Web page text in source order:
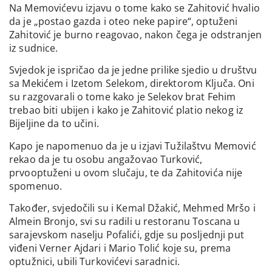
Na Memovićevu izjavu o tome kako se Zahitović hvalio
da je „postao gazda i oteo neke papire“, optuženi
Zahitović je burno reagovao, nakon čega je odstranjen
iz sudnice.
Svjedok je ispričao da je jedne prilike sjedio u društvu
sa Mekićem i Izetom Selekom, direktorom Ključa. Oni
su razgovarali o tome kako je Selekov brat Fehim
trebao biti ubijen i kako je Zahitović platio nekog iz
Bijeljine da to učini.
Kapo je napomenuo da je u izjavi Tužilaštvu Memović
rekao da je tu osobu angažovao Turković,
prvooptuženi u ovom slučaju, te da Zahitovića nije
spomenuo.
Također, svjedočili su i Kemal Džakić, Mehmed Mršo i
Almein Bronjo, svi su radili u restoranu Toscana u
sarajevskom naselju Pofalići, gdje su posljednji put
viđeni Verner Ajdari i Mario Tolić koje su, prema
optužnici, ubili Turkovićevi saradnici.